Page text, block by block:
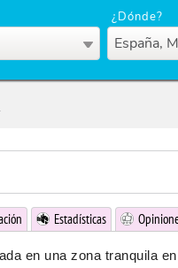
¿Dónde?
España,
Estadísticas
en una zona tranquila